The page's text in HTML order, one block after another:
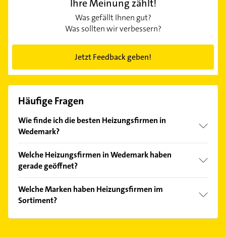
Ihre Meinung zählt!
Was gefällt Ihnen gut?
Was sollten wir verbessern?
Jetzt Feedback geben!
Häufige Fragen
Wie finde ich die besten Heizungsfirmen in
Wedemark?
Kundenmeinungen und profitieren Sie von den
Empfehlungen. Die Suchergebnisse können Sie sich
Welche Heizungsfirmen in Wedemark haben
gerade geöffnet?
Bitte beachten Sie, dass diese an Sonn- und
Feiertagen abweichen können.
Welche Marken haben Heizungsfirmen im
Sortiment?
Die Heizungsfirmen verkaufen Marken wie Vaillant,